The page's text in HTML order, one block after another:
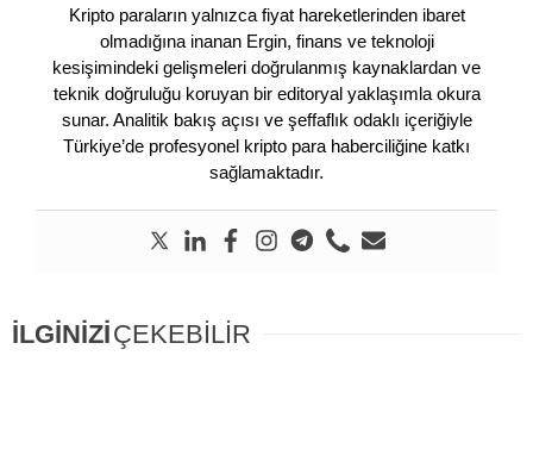
Kripto paraların yalnızca fiyat hareketlerinden ibaret
olmadığına inanan Ergin, finans ve teknoloji
kesişimindeki gelişmeleri doğrulanmış kaynaklardan ve
teknik doğruluğu koruyan bir editoryal yaklaşımla okura
sunar. Analitik bakış açısı ve şeffaflık odaklı içeriğiyle
Türkiye’de profesyonel kripto para haberciliğine katkı
sağlamaktadır.
İLGİNİZİÇEKEBİLİR